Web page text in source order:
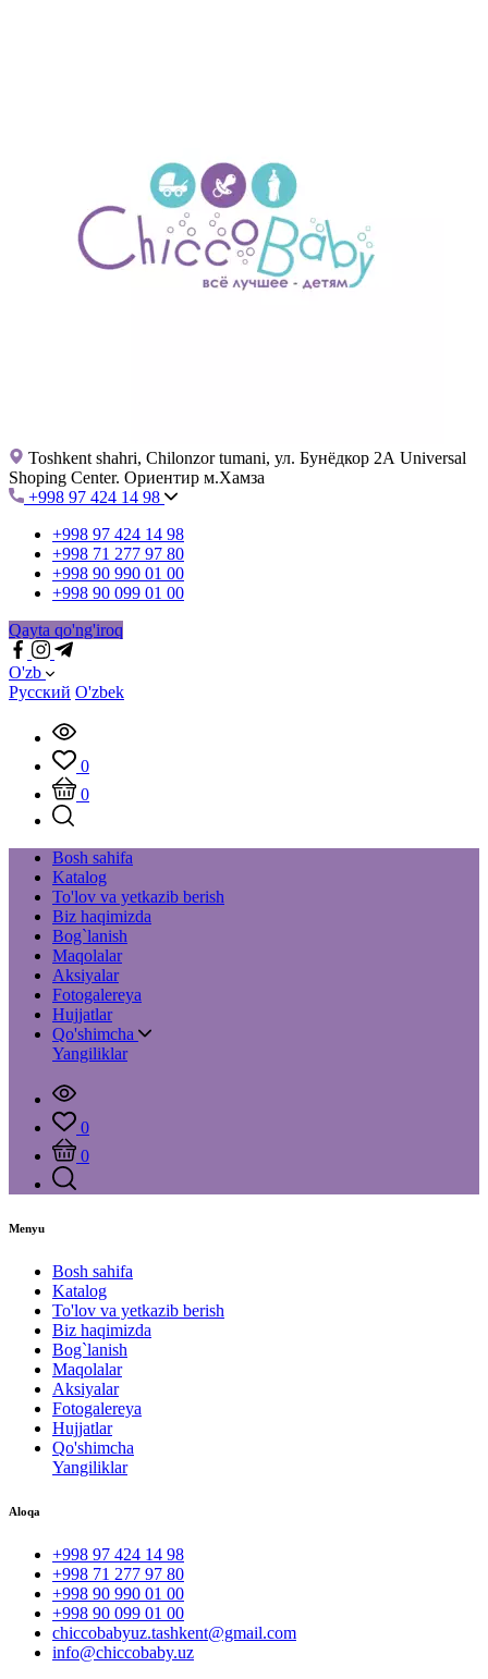
Toshkent shahri, Chilonzor tumani, ул. Бунёдкор 2А Universal
Shoping Center. Ориентир м.Хамза
+998 97 424 14 98
+998 97 424 14 98
+998 71 277 97 80
+998 90 990 01 00
+998 90 099 01 00
Qayta qo'ng'iroq
O'zb
Русский O'zbek
0
0
Bosh sahifa
Katalog
To'lov va yetkazib berish
Biz haqimizda
Bog`lanish
Maqolalar
Aksiyalar
Fotogalereya
Hujjatlar
Qo'shimcha
Yangiliklar
0
0
Menyu
Bosh sahifa
Katalog
To'lov va yetkazib berish
Biz haqimizda
Bog`lanish
Maqolalar
Aksiyalar
Fotogalereya
Hujjatlar
Qo'shimcha
Yangiliklar
Aloqa
+998 97 424 14 98
+998 71 277 97 80
+998 90 990 01 00
+998 90 099 01 00
chiccobabyuz.tashkent@gmail.com
info@chiccobaby.uz